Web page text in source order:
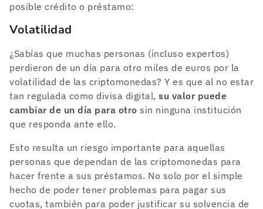
posible crédito o préstamo:
Volatilidad
¿Sabías que muchas personas (incluso expertos)
perdieron de un día para otro miles de euros por la
volatilidad de las criptomonedas? Y es que al no estar
tan regulada como divisa digital, su valor puede
cambiar de un día para otro sin ninguna institución
que responda ante ello.
Esto resulta un riesgo importante para aquellas
personas que dependan de las criptomonedas para
hacer frente a sus préstamos. No solo por el simple
hecho de poder tener problemas para pagar sus
cuotas, también para poder justificar su solvencia de